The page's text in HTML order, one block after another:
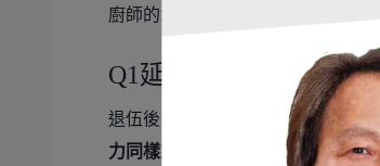
廚師的念頭，也正式踏進廚房。早
Q1延伸｜語言、國際主
退伍後，他進入台北市瑞華西餐廳
力同樣重要
。後來在華國飯店與